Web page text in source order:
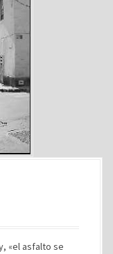
«el asfalto se